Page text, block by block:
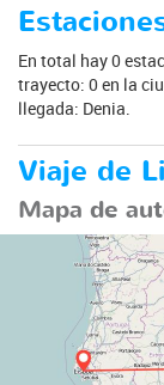
En total hay 0
trayecto: 0 en la
llegada: Denia.
Viaje de
Mapa de